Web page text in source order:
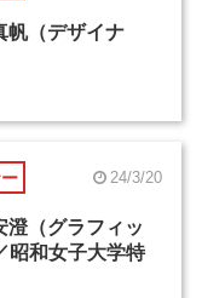
帆（デザイナ
24/3/20
澄（グラフィッ
昭和女子大学特